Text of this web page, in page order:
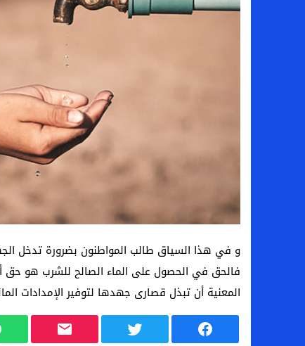
و في هذا السياق طالب المواطنون بضرورة تدخل
فالحق في الحصول على الماء الصالح للشرب هو
المعنية أن تبذل قصارى جهدها لتوفير الإمدادات